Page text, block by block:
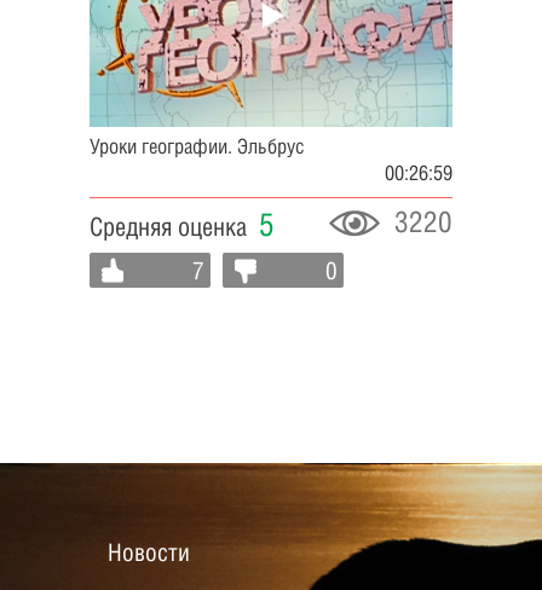
Уроки географии. Эльбрус
00:26:59
Средняя оценка 5 3220
7 0
Новости